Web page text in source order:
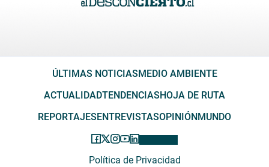
ÚLTIMAS NOTICIASMEDIO AMBIENTE
ACTUALIDADTENDENCIASHOJA DE RUTA
REPORTAJESENTREVISTASOPINIÓNMUNDO
Política de Privacidad